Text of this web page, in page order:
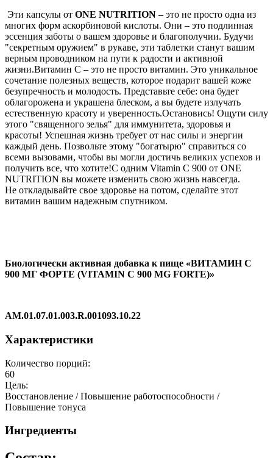
Эти капсулы от ONE NUTRITION – это не просто одна из
многих форм аскорбиновой кислоты. Они – это подлинная
эссенция заботы о вашем здоровье и благополучии. Будучи
"секретным оружием" в рукаве, эти таблетки станут вашим
верным проводником на пути к радости и активной
жизни.Витамин C – это не просто витамин. Это уникальное
сочетание полезных веществ, которое подарит вашей коже
безупречность и молодость. Представьте себе: она будет
облагорожена и украшена блеском, а вы будете излучать
естественную красоту и уверенность.Остановись! Ощути силу
этого "священного зелья" для иммунитета, здоровья и
красоты! Успешная жизнь требует от нас силы и энергии
каждый день. Позвольте этому "богатырю" справиться со
всеми вызовами, чтобы вы могли достичь великих успехов и
получить все, что хотите!С одним Vitamin C 900 от ONE
NUTRITION вы можете изменить свою жизнь навсегда.
Не откладывайте свое здоровье на потом, сделайте этот
витамин вашим надежным спутником.
Биологически активная добавка к пище «ВИТАМИН С
900 МГ ФОРТЕ (VITAMIN C 900 MG FORTE)»
AM.01.07.01.003.R.001093.10.22
Характеристики
Количество порций:
60
Цель:
Восстановление / Повышение работоспособности /
Повышение тонуса
Ингредиенты